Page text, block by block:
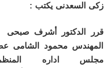
زكى السعدنى يكتب :
قرر الدكتور أشرف صبحى
المهندس محمود الشامى
مجلس اداره